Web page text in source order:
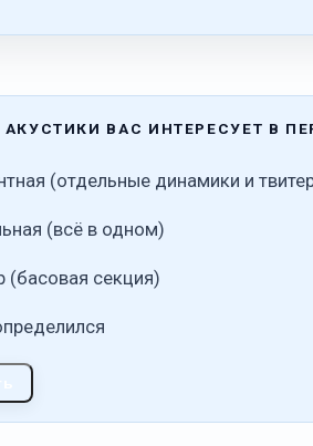
ВАС ИНТЕРЕСУЕТ В
(отдельные динамики и
(всё в одном)
(басовая секция)